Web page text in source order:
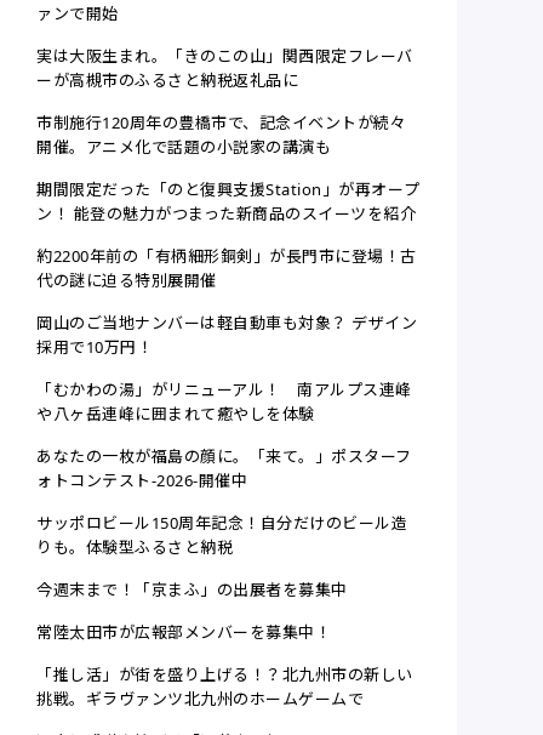
ァンで開始
実は大阪生まれ。「きのこの山」関西限定フレーバ
ーが高槻市のふるさと納税返礼品に
市制施行120周年の豊橋市で、記念イベントが続々
開催。アニメ化で話題の小説家の講演も
期間限定だった「のと復興支援Station」が再オープ
ン！ 能登の魅力がつまった新商品のスイーツを紹介
約2200年前の「有柄細形銅剣」が長門市に登場！古
代の謎に迫る特別展開催
岡山のご当地ナンバーは軽自動車も対象？ デザイン
採用で10万円！
「むかわの湯」がリニューアル！ 南アルプス連峰
や八ヶ岳連峰に囲まれて癒やしを体験
あなたの一枚が福島の顔に。「来て。」ポスターフ
ォトコンテスト-2026-開催中
サッポロビール150周年記念！自分だけのビール造
りも。体験型ふるさと納税
今週末まで！「京まふ」の出展者を募集中
常陸太田市が広報部メンバーを募集中！
「推し活」が街を盛り上げる！？北九州市の新しい
挑戦。ギラヴァンツ北九州のホームゲームで